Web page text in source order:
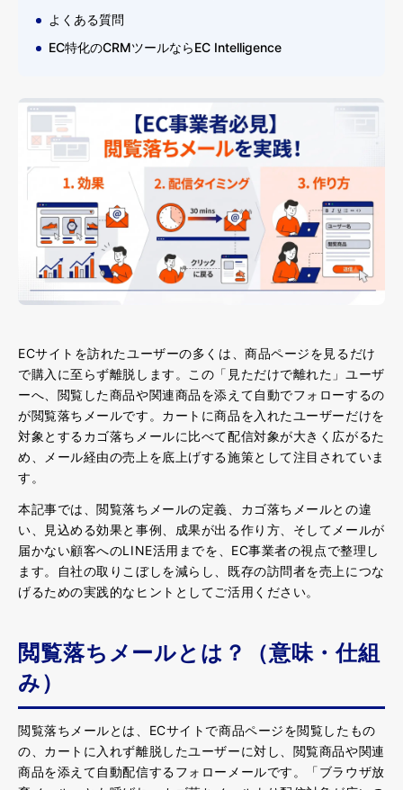
よくある質問
EC特化のCRMツールならEC Intelligence
ECサイトを訪れたユーザーの多くは、商品ページを見るだけ
で購入に至らず離脱します。この「見ただけで離れた」ユーザ
ーへ、閲覧した商品や関連商品を添えて自動でフォローするの
が閲覧落ちメールです。カートに商品を入れたユーザーだけを
対象とするカゴ落ちメールに比べて配信対象が大きく広がるた
め、メール経由の売上を底上げする施策として注目されていま
す。
本記事では、閲覧落ちメールの定義、カゴ落ちメールとの違
い、見込める効果と事例、成果が出る作り方、そしてメールが
届かない顧客へのLINE活用までを、EC事業者の視点で整理し
ます。自社の取りこぼしを減らし、既存の訪問者を売上につな
げるための実践的なヒントとしてご活用ください。
閲覧落ちメールとは？（意味・仕組
み）
閲覧落ちメールとは、ECサイトで商品ページを閲覧したもの
の、カートに入れず離脱したユーザーに対し、閲覧商品や関連
商品を添えて自動配信するフォローメールです。「ブラウザ放